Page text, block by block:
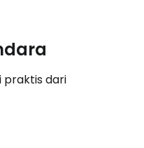
praktis dari